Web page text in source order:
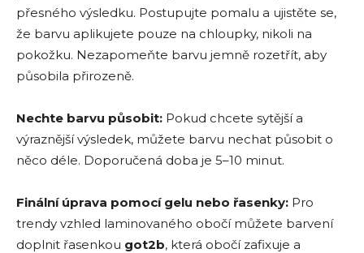
přesného výsledku. Postupujte pomalu a ujistěte se,
že barvu aplikujete pouze na chloupky, nikoli na
pokožku. Nezapomeňte barvu jemně rozetřít, aby
působila přirozeně.
Nechte barvu působit: Pokud chcete sytější a
výraznější výsledek, můžete barvu nechat působit o
něco déle. Doporučená doba je 5–10 minut.
Finální úprava pomocí gelu nebo řasenky: Pro
trendy vzhled laminovaného obočí můžete barvení
doplnit řasenkou got2b, která obočí zafixuje a